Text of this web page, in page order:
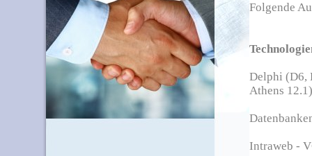
Folgende
Delphi (D6,
Athens 12.1)
Intraweb -